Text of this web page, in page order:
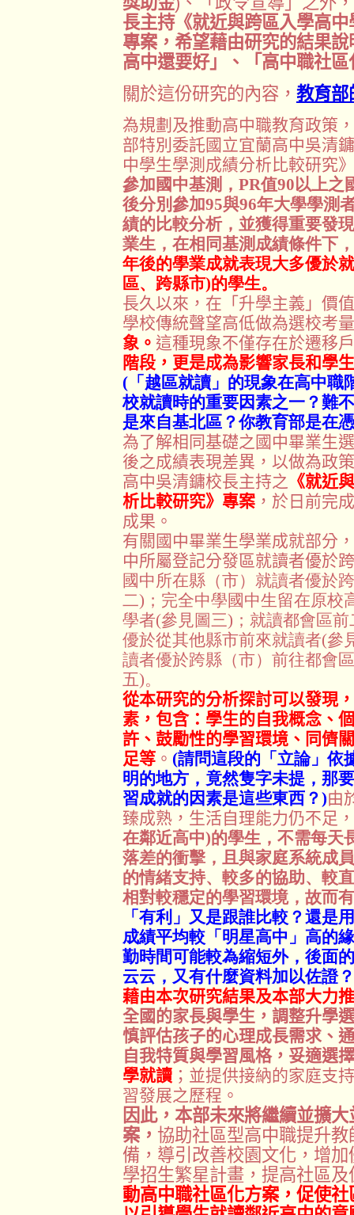
長主持《就近與跨區入學高
專案，希望藉由研究的結果
高中還要好」、「高中職社
關於這份研究的內容， 教育部
為規劃及推動高中職教育政策
部特別委託國立宜蘭高中吳清
中學生學測成績分析比較研究
參加國中基測，PR值90以上
後分別參加95與96年大學學測
績的比較分析，並獲得重要發
業生，在相同基測成績條件下，
年後的學業成就表現大多優於
區、跨縣市)的學生。
長久以來，在「升學主義」價
學校傳統聲望高低做為選校考
象。 這種現象不僅存在於遷移
階段，更是成為影響家長和學
(「越區就讀」的現象在高中職
校就讀時的重要因素之一？難
是來自基北區？你教育部是在
為了解相同基礎之國中畢業生
後之成績表現差異，以做為政
高中吳清鏞校長主持之 《就近
析比較研究》專案 ，於日前完
成果。
有關國中畢業生學業成就部分
中所屬登記分發區就讀者優於
國中所在縣（市）就讀者優於
二)；完全中學國中生留在原校
學者(參見圖三)；就讀都會區
優於從其他縣市前來就讀者(參
讀者優於跨縣（市）前往都會
五)。
從本研究的分析探討可以發現
素，包含：學生的自我概念、
許、鼓勵性的學習環境、同儕
足等 。 (請問這段的「立論」依
明的地方，竟然隻字未提，那
習成就的因素是這些東西？)由
臻成熟，生活自理能力仍不足
在鄰近高中)的學生，不需每天
落差的衝擊，且與家庭系統成
的情緒支持、較多的協助、較
相對較穩定的學習環境，故而
「有利」又是跟誰比較？還是
成績平均較「明星高中」高的
勤時間可能較為縮短外，後面
云云，又有什麼資料加以佐證
藉由本次研究結果及本部大力
全國的家長與學生，調整升學
慎評估孩子的心理成長需求、
自我特質與學習風格，妥適選
學就讀 ；並提供接納的家庭支
習發展之歷程。
因此，本部未來將繼續並擴
案， 協助社區型高中職提升
備，導引改善校園文化，增
學招生繁星計畫，提高社區
動高中職社區化方案，促使